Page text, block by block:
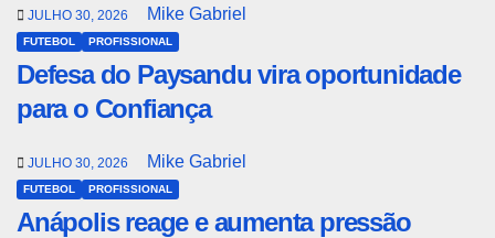
JULHO 30, 2026 Mike Gabriel
FUTEBOL PROFISSIONAL
Defesa do Paysandu vira oportunidade
para o Confiança
JULHO 30, 2026 Mike Gabriel
FUTEBOL PROFISSIONAL
Anápolis reage e aumenta pressão